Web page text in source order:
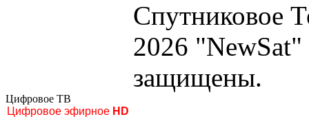
Спутниковое
2026
защищены.
Цифровое ТВ
Цифровое эфирноеHD